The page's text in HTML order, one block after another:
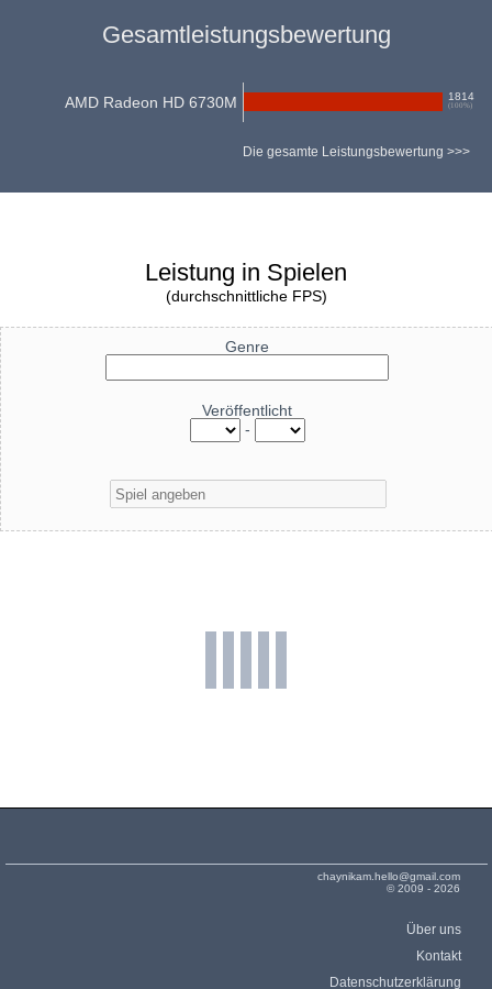
Gesamtleistungsbewertung
AMD Radeon HD 6730M 1814
(100 %)
Die gesamte Leistungsbewertung >>>
Leistung in Spielen
(durchschnittliche FPS)
Genre
Veröffentlicht
-
chaynikam.hello@gmail.com
© 2009 - 2026
Über uns
Kontakt
Datenschutzerklärung